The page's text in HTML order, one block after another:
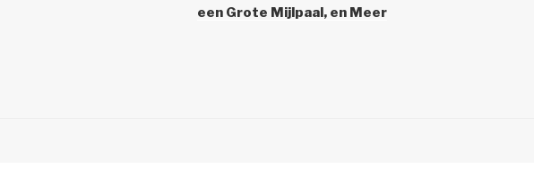
een Grote Mijlpaal, en Meer